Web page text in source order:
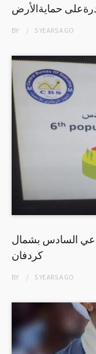
حمايةالأرض
BY 5 YEARSAGO
السادس بشمال
كردفان
BY 5 YEARSAGO